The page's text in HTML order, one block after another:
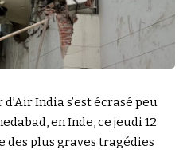
India s’est écrasé peu
en Inde, ce jeudi 12
des plus graves tragédies